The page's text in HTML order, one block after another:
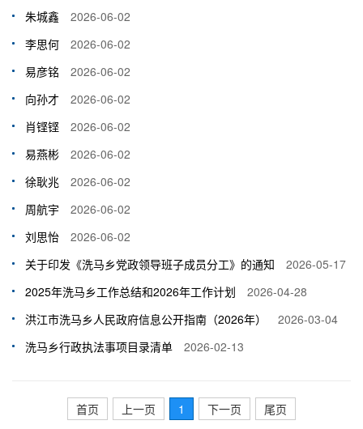
朱城鑫
2026-06-02
李思何
2026-06-02
易彦铭
2026-06-02
向孙才
2026-06-02
肖铿铿
2026-06-02
易燕彬
2026-06-02
徐耿兆
2026-06-02
周航宇
2026-06-02
刘思怡
2026-06-02
关于印发《洗马乡党政领导班子成员分工》的通知
2026-05-17
2025年洗马乡工作总结和2026年工作计划
2026-04-28
洪江市洗马乡人民政府信息公开指南（2026年）
2026-03-04
洗马乡行政执法事项目录清单
2026-02-13
首页 上一页 1 下一页 尾页